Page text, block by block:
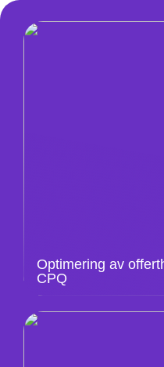
Optimering av
CPQ